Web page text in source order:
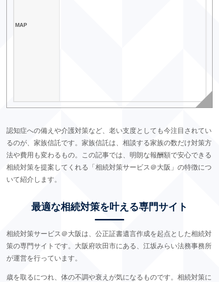
MAP
認知症への備えや介護対策など、老い支度としても今注目されてい
るのが、家族信託です。家族信託は、相談する家族の数だけ対策方
法や費用も変わるもの。この記事では、明朗な報酬額で安心できる
相続対策を提案してくれる「相続対策サービス＠大阪」の特徴につ
いて紹介します。
最適な相続対策を叶える専門サイト
相続対策サービス＠大阪は、公正証書遺言作成を起点とした相続対
策の専門サイトです。大阪府吹田市にある、江坂みらい法務事務所
が運営を行っています。
歳を取るにつれ、体の不調や衰えが気になるものです。相続対策に